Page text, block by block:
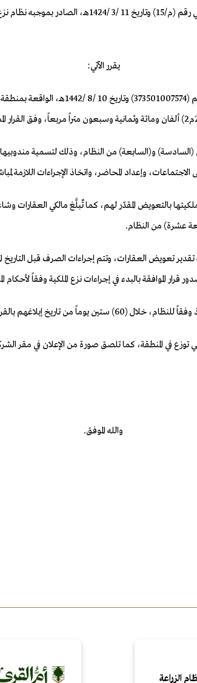
وبناءً على الصلاحيات المخولة له نظاماً، وبعد الاطلاع
يقرر الآتي:
(السادسة) و(السابعة) من النظام، وذلك
عشرة) من النظام.
تعويض العقارات، وتتم إجراءات الصرف قبل التاريخ
الموافقة بالبدء في إجراءات نزع الملكية وفقاً لأحكام
من تاريخ إبلاغهم بالقرار.
المنطقة، كما تلصق صورة من الإعلان في مقر الشركة،
والله الموفق.
الزراعة